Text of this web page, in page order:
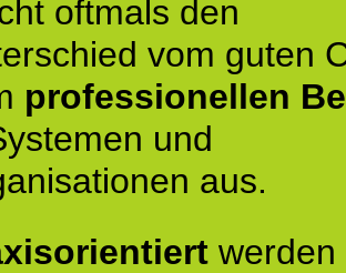
oftmals den
vom guten
professionellen
und
aus.
werden